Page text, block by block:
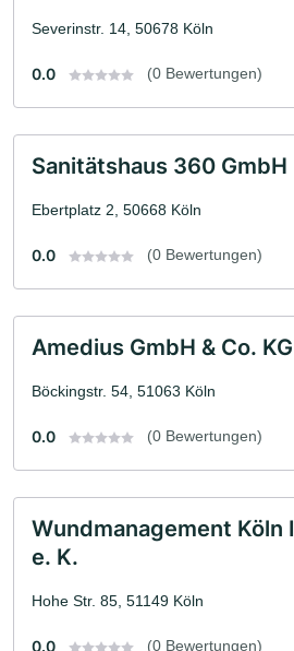
Severinstr. 14, 50678 Köln
0.0 (0 Bewertungen)
Sanitätshaus 360 GmbH
Ebertplatz 2, 50668 Köln
0.0 (0 Bewertungen)
Amedius GmbH & Co. KG
Böckingstr. 54, 51063 Köln
0.0 (0 Bewertungen)
Wundmanagement Köln
e. K.
Hohe Str. 85, 51149 Köln
0.0 (0 Bewertungen)